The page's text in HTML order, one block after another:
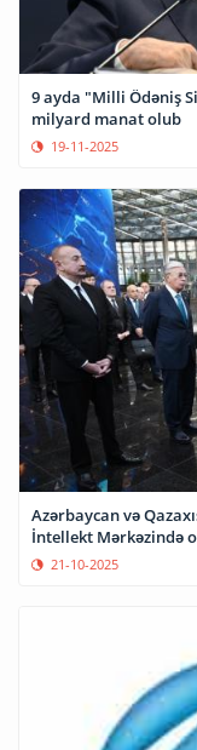
9 ayda "Milli Ödəniş
milyard manat olub
19-11-2025
Azərbaycan və
İntellekt Mərkəzində
21-10-2025